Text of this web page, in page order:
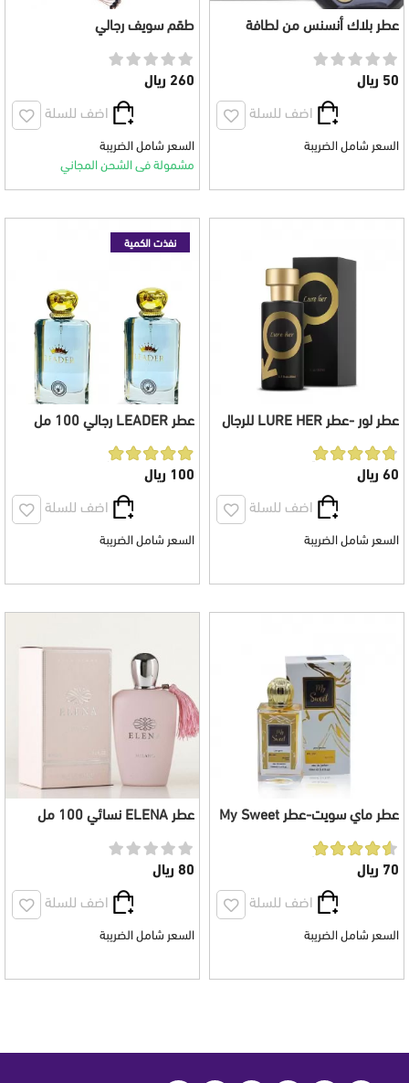
عطر بلاك أنسنس من لطافة
50 ريال
اضف للسلة
السعر شامل الضريبة
طقم سويف رجالي
260 ريال
اضف للسلة
السعر شامل الضريبة
مشمولة فى الشحن المجاني
عطر لور -عطر LURE HER للرجال
60 ريال
اضف للسلة
السعر شامل الضريبة
نفذت الكمية
عطر LEADER رجالي 100 مل
100 ريال
اضف للسلة
السعر شامل الضريبة
عطر ماي سويت-عطر My Sweet
70 ريال
اضف للسلة
السعر شامل الضريبة
عطر ELENA نسائي 100 مل
80 ريال
اضف للسلة
السعر شامل الضريبة